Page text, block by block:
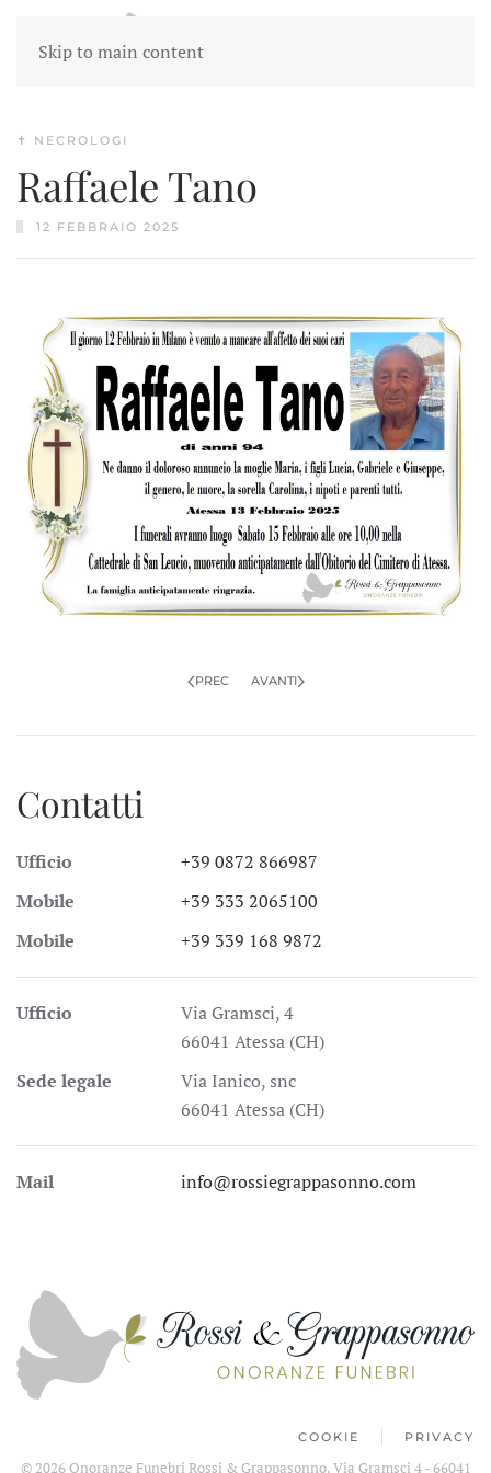
Skip to main content
✝︎ NECROLOGI
Raffaele Tano
12 FEBBRAIO 2025
PREC AVANTI
Contatti
Ufficio
+39 0872 866987
Mobile
+39 333 2065100
Mobile
+39 339 168 9872
Ufficio
Via Gramsci, 4
66041 Atessa (CH)
Sede legale
Via Ianico, snc
66041 Atessa (CH)
Mail info@rossiegrappasonno.com
COOKIE PRIVACY
© 2026Onoranze Funebri Rossi & Grappasonno. Via Gramsci 4 - 66041